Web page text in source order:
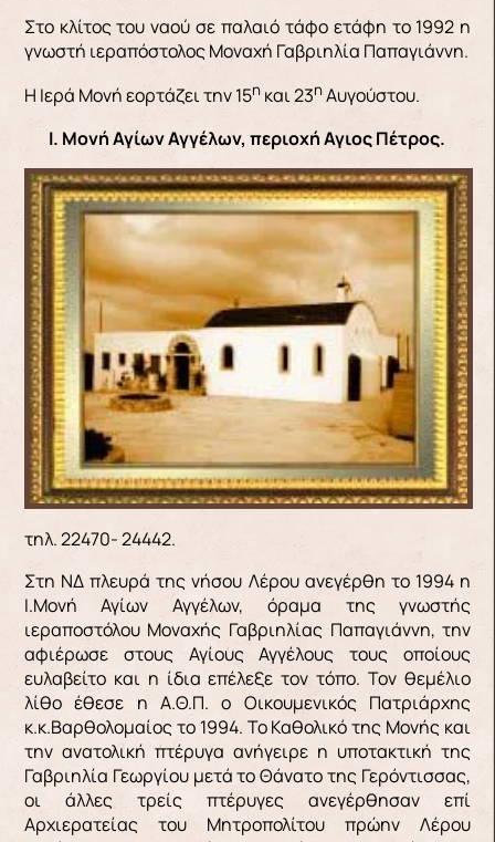
Στο κλίτος του ναού σε παλαιό τάφο ετάφη το 1992 η
γνωστή ιεραπόστολος Μοναχή Γαβριηλία Παπαγιάννη.
Η Ιερά Μονή εορτάζει την 15ηκαι 23ηΑυγούστου.
Ι. Μονή Αγίων Αγγέλων, περιοχή Αγιος Πέτρος.
τηλ. 22470- 24442.
Στη ΝΔ πλευρά της νήσου Λέρου ανεγέρθη το 1994 η
Ι.Μονή Αγίων Αγγέλων, όραμα της γνωστής
ιεραποστόλου Μοναχής Γαβριηλίας Παπαγιάννη, την
αφιέρωσε στους Αγίους Αγγέλους τους οποίους
ευλαβείτο και η ίδια επέλεξε τον τόπο. Τον θεμέλιο
λίθο έθεσε η Α.Θ.Π. ο Οικουμενικός Πατριάρχης
κ.κ.Βαρθολομαίος το 1994. Το Καθολικό της Μονής και
την ανατολική πτέρυγα ανήγειρε η υποτακτική της
Γαβριηλία Γεωργίου μετά το Θάνατο της Γερόντισσας,
οι άλλες τρείς πτέρυγες ανεγέρθησαν επί
Αρχιερατείας του Μητροπολίτου πρώην Λέρου